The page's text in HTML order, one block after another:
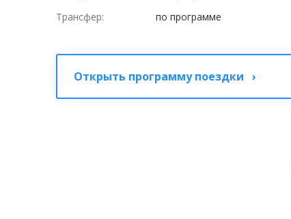
Трансфер:
по программе
Открыть программу поездки ›